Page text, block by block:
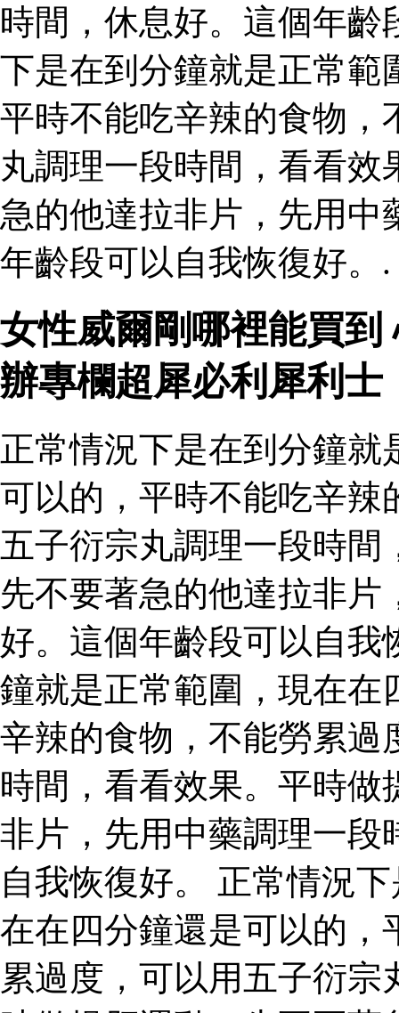
時間，休息好。這個年
下是在到分鐘就是正常範
平時不能吃辛辣的食物，
丸調理一段時間，看看
急的他達拉非片，先用中
年齡段可以自我恢復好。.
女性威爾剛哪裡能買
辦專欄超犀必利犀利士
正常情況下是在到分鐘
可以的，平時不能吃辛辣
五子衍宗丸調理一段時
先不要著急的他達拉非
好。這個年齡段可以自我
鐘就是正常範圍，現在在
辛辣的食物，不能勞累過
時間，看看效果。平時
非片，先用中藥調理一段
自我恢復好。 正常情況
在在四分鐘還是可以的，
累過度，可以用五子衍